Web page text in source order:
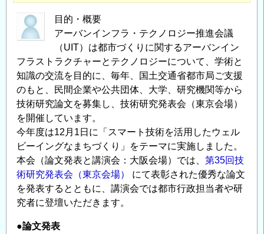
目的・概要
アーバンインフラ・テクノロジー推進会議
（UIT）は都市づくりに関するアーバンイン
フラストラクチャーとテクノロジーについて、学術と
知識の交流を目的に、毎年、国土交通省都市局ご支援
のもと、民間企業や公共団体、大学、研究機関等から
技術研究論文を募集し、技術研究発表会（東京会場）
を開催しています。
今年度は12月1日に「スマート技術を活用したウェル
ビーイングなまちづくり」をテーマに実施しました。
本会（論文発表と講演会：大阪会場）では、 第35回技
術研究発表会（東京会場） にて表彰された優秀な論文
を発表するとともに、講演会では都市行政担当者や研
究者に登壇いただきます。
●論文発表